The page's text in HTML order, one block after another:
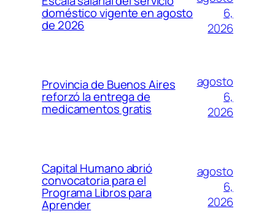
doméstico vigente en agosto
de 2026
6,
2026
Provincia de Buenos Aires
reforzó la entrega de
medicamentos gratis
agosto
6,
2026
Capital Humano abrió
convocatoria para el
Programa Libros para
Aprender
agosto
6,
2026